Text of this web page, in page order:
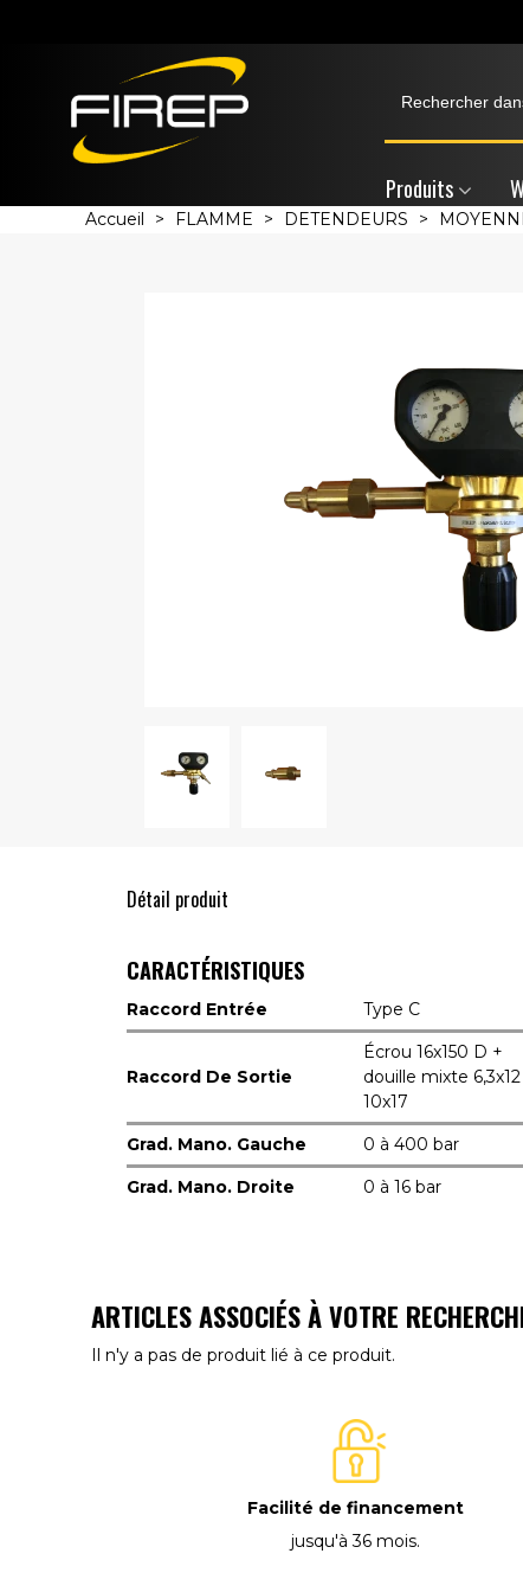
Produits
Accueil > FLAMME > DETENDEURS >
Détail produit
CARACTÉRISTIQUES
Raccord Entrée Type C
Raccord De Sortie
Écrou 16x150 D +
douille mixte
10x17
Grad. Mano. Gauche
0 à 400 bar
Grad. Mano. Droite
0 à 16 bar
ARTICLES ASSOCIÉS À VOTRE
Il n'y a pas de produit lié à ce produit.
Facilité de financement
jusqu'à 36 mois.